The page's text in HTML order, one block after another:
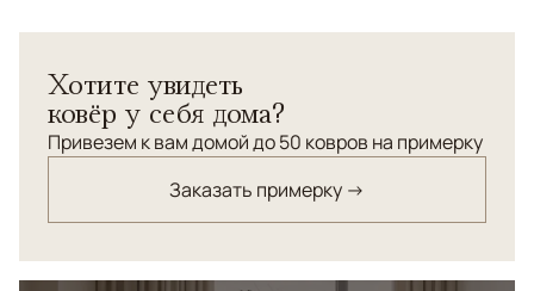
сливночного и бежевого внесет в Ваш дом ощущение
Хотите увидеть
ковёр у себя дома?
Привезем к вам домой до 50 ковров на примерку
Заказать примерку →